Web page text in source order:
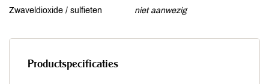
Zwaveldioxide / sulfieten
niet aanwezig
Productspecificaties